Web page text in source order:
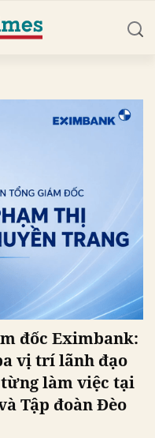
đốc Eximbank:
vị trí lãnh đạo
làm việc tại
Tập đoàn Đèo